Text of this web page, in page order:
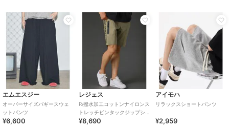
エムエスジー
オーバーサイズバギースウェ
ットパンツ
¥6,600
レジェス
R/撥水加工コットンナイロンス
トレッチピンタックジップシ
ョートパンツ
¥8,690
アイモハ
リラックスショートパンツ
¥2,959